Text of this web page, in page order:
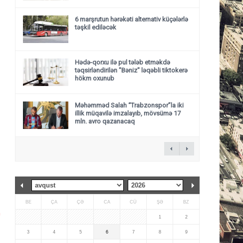
6 marşrutun hərəkəti alternativ küçələrlə
təşkil ediləcək
Hədə-qorxu ilə pul tələb etməkdə
təqsirləndirilən "Bəniz" ləqəbli tiktokerə
hökm oxunub
Məhəmməd Salah “Trabzonspor”la iki
illik müqavilə imzalayıb, mövsümə 17
mln. avro qazanacaq
BE ÇA ÇƏ CA CÜ ŞƏ BZ
1 2
3 4 5 6 7 8 9